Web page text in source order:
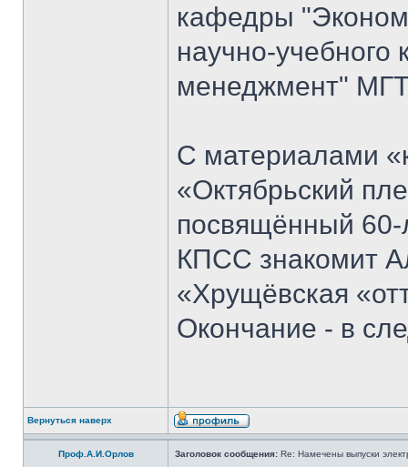
кафедры
научно-
менеджмент"
С материалами
«Октябрьский
посвящённый 60-
КПСС знакомит
«Хрущёвская
Окончание - в
Вернуться наверх
Проф.А.И.Орлов Заголовок сообщения: Re: Намечены выпуски